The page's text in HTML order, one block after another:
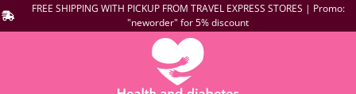
FREE SHIPPING WITH PICKUP FROM TRAVEL EXPRESS STORES | Promo:
"neworder" for 5% discount